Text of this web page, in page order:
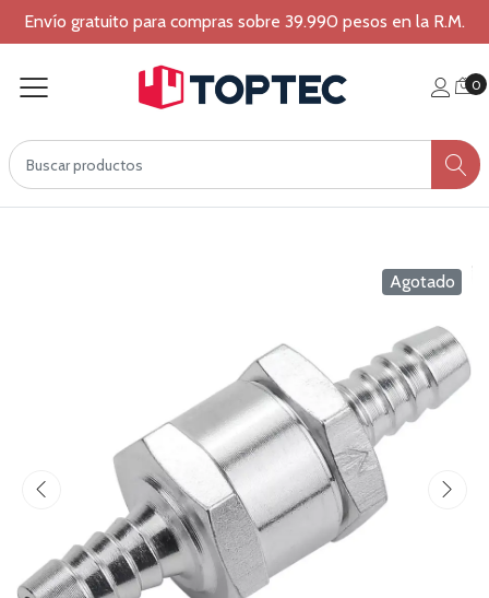
Envío gratuito para compras sobre 39.990 pesos en la R.M.
0
Agotado